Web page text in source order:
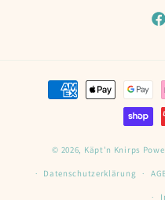
Zahlungsmethoden
© 2026, Käpt'n Knirps
Datenschutzerklärung